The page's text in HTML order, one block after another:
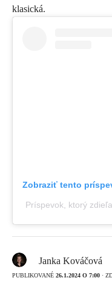
klasická.
Zobraziť tento
Príspevok, ktorý
Janka Kováčová
PUBLIKOVANÉ 26.1.2024 O 7:00 ·